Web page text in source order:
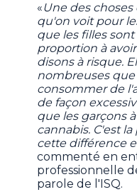
«Une des
qu'on voit pour
que les filles
proportion à
disons à risque.
nombreuses que
consommer de
de façon
que les garçons
cannabis. C'est
cette différence
commenté en
professionnelle
parole de l'ISQ.